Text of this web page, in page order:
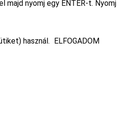
majd nyomj egy ENTER-t. Nyomj
használ.
ELFOGADOM